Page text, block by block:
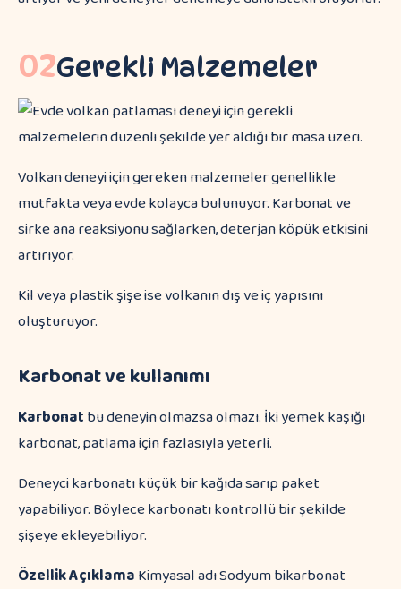
02Gerekli Malzemeler
Volkan deneyi için gereken malzemeler genellikle
mutfakta veya evde kolayca bulunuyor. Karbonat ve
sirke ana reaksiyonu sağlarken, deterjan köpük etkisini
artırıyor.
Kil veya plastik şişe ise volkanın dış ve iç yapısını
oluşturuyor.
Karbonat ve kullanımı
Karbonatbu deneyin olmazsa olmazı. İki yemek kaşığı
karbonat, patlama için fazlasıyla yeterli.
Deneyci karbonatı küçük bir kağıda sarıp paket
yapabiliyor. Böylece karbonatı kontrollü bir şekilde
şişeye ekleyebiliyor.
ÖzellikAçıklamaKimyasal adı Sodyum bikarbonat